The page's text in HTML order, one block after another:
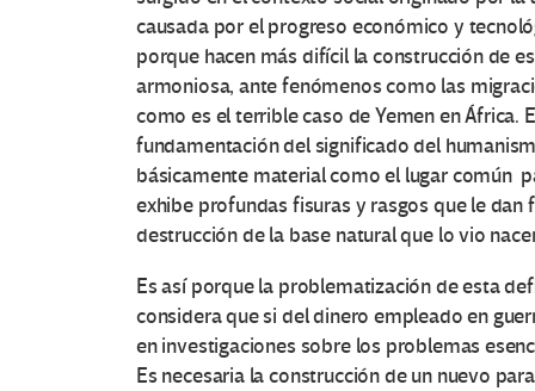
causada por el progreso económico y
porque hacen más difícil la construcción de
armoniosa, ante fenómenos como las
como es el terrible caso de Yemen en África.
fundamentación del significado del
básicamente material como el lugar común
exhibe profundas fisuras y rasgos que le dan
destrucción de la base natural que lo vio
Es así porque la problematización de esta
considera que si del dinero empleado en
en investigaciones sobre los problemas
Es necesaria la construcción de un nuevo